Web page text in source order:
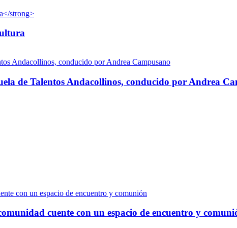
de Talentos Andacollinos, conducido por Andrea
cuente con un espacio de encuentro y